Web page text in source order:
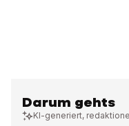
Darum gehts
KI-generiert,